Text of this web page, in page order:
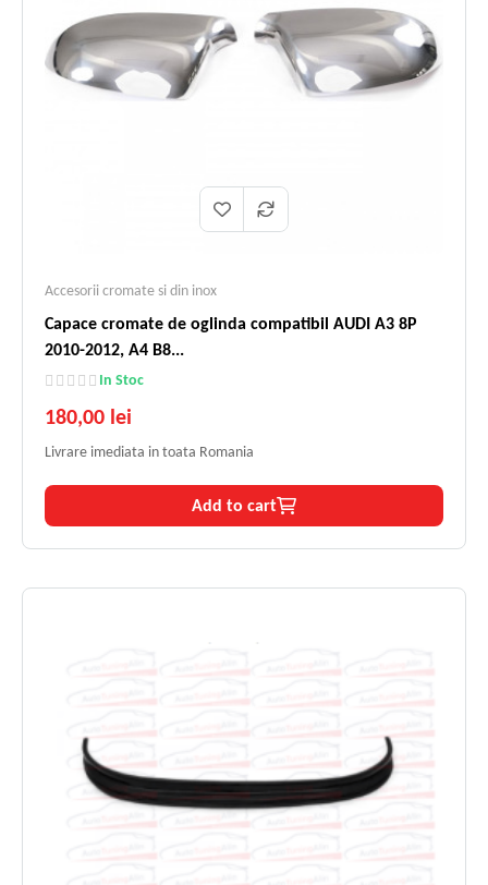
Accesorii cromate si din inox
Capace cromate de oglinda compatibil AUDI A3 8P
2010-2012, A4 B8...
In Stoc
180,00 lei
Livrare imediata in toata Romania
Add to cart